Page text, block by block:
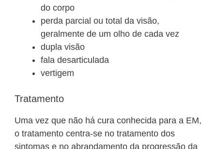
do corpo
perda parcial ou total da visão,
geralmente de um olho de cada vez
dupla visão
fala desarticulada
vertigem
Tratamento
Uma vez que não há cura conhecida para a EM,
o tratamento centra-se no tratamento dos
sintomas e no abrandamento da progressão da